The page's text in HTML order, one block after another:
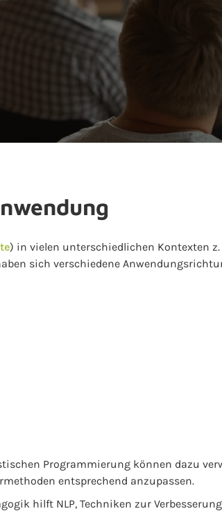
) in vielen unterschiedlichen Kontexten z.
sich verschiedene
Programmierung können dazu
entsprechend anzupassen.
hilft NLP, Techniken zur